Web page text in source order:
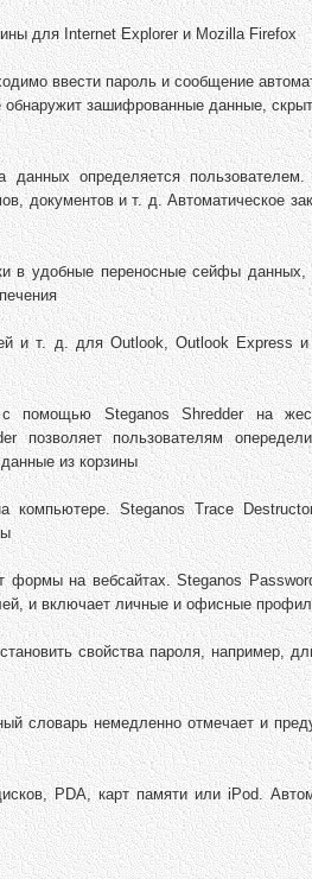
для Internet Explorer и Mozilla Firefox
ввести пароль и сообщение
зашифрованные данные,
определяется пользователем.
документов и т. д. Автоматическое
в удобные переносные сейфы
и т. д. для Outlook, Outlook Express
помощью Steganos Shredder на
пользователям
из корзины
Steganos Trace
формы на вебсайтах. Steganos
и включает личные и офисные
свойства пароля, например,
словарь немедленно отмечает и
PDA, карт памяти или iPod.